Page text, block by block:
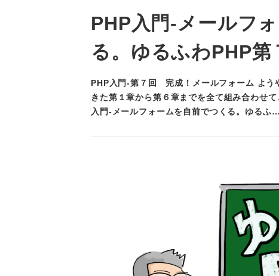
PHP入門-メールフ
る。ゆるふわPHP第
PHP入門-第７回 完成！メールフォーム よう
きた第１章から第６章までを全て組み合わせ
入門-メールフォームを自前でつくる。ゆるふ…